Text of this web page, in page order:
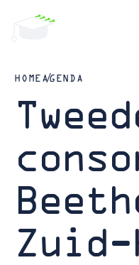
HOMEAGENDA